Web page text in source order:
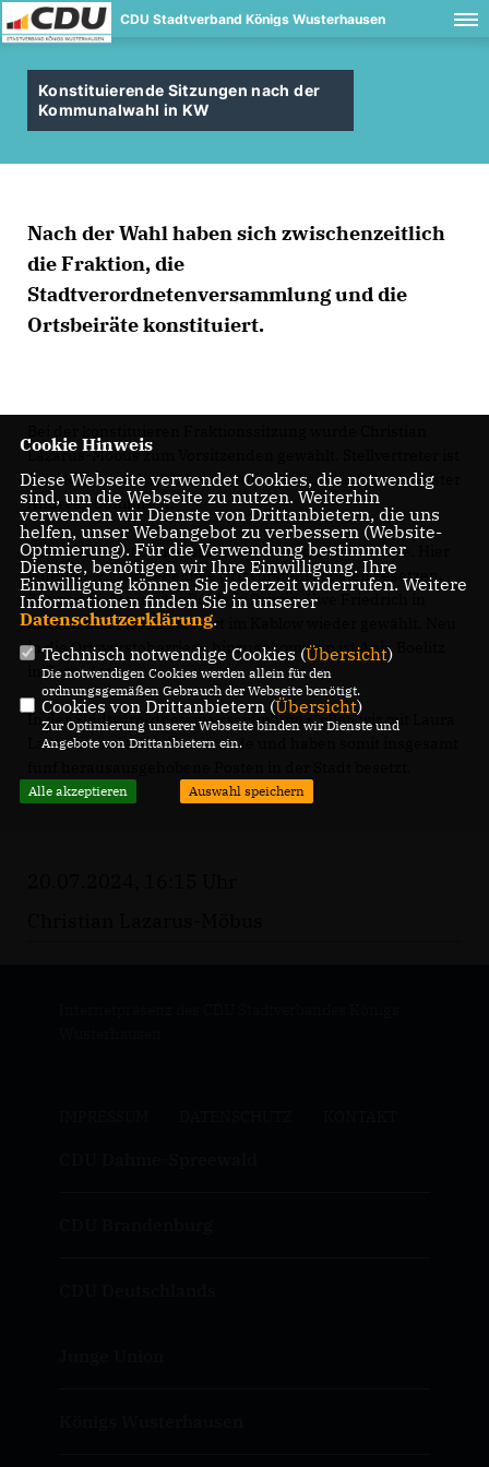
CDU Stadtverband Königs Wusterhausen
Konstituierende Sitzungen nach der
Kommunalwahl in KW
Nach der Wahl haben sich zwischenzeitlich
die Fraktion, die
Stadtverordnetenversammlung und die
Ortsbeiräte konstituiert.
Lazarus-Möbus zum Vorsitzenden gewählt. Stellvertreter ist
Jens Richter, Schriftführerin Anja Boelitz und Schatzmeister
Andreas Dommisch.
Nach der Fraktion konstituierten sich die Ortsbeiräte. Hier
konnten wir wieder einige Ortsvorsteherposten besetzen.
So wurden Alexander Pohle in Senzig, Uwe Friedrich in
Zeesen und Martin Meinert im Kablow wieder gewählt. Neu
in die Ortsvorsteherriege hinzugekommen ist Anja Boelitz
in Zernsdorf.
In der Stadtverordnetenversammlung stellen wir mit Laura
Lazarus wieder die Vorsitzende und haben somit insgesamt
Cookie Hinweis
Diese Webseite verwendet Cookies, die notwendig
sind, um die Webseite zu nutzen. Weiterhin
verwenden wir Dienste von Drittanbietern, die uns
helfen, unser Webangebot zu verbessern (Website-
Optmierung). Für die Verwendung bestimmter
Dienste, benötigen wir Ihre Einwilligung. Ihre
Einwilligung können Sie jederzeit widerrufen. Weitere
Informationen finden Sie in unserer
Datenschutzerklärung.
Technisch notwendige Cookies (Übersicht)
Die notwendigen Cookies werden allein für den
ordnungsgemäßen Gebrauch der Webseite benötigt.
Cookies von Drittanbietern (Übersicht)
Zur Optimierung unserer Webseite binden wir Dienste und
Angebote von Drittanbietern ein.
Alle akzeptieren Auswahl speichern